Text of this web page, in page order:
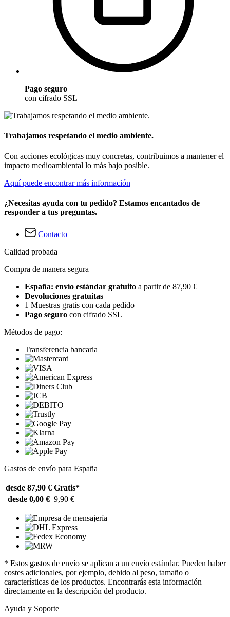
Pago seguro
con cifrado SSL
Trabajamos respetando el medio ambiente.
Con acciones ecológicas muy concretas, contribuimos a mantener el
impacto medioambiental lo más bajo posible.
Aquí puede encontrar más información
¿Necesitas ayuda con tu pedido? Estamos encantados de
responder a tus preguntas.
Contacto
Calidad probada
Compra de manera segura
España: envío estándar gratuito a partir de 87,90 €
Devoluciones gratuitas
1 Muestras gratis con cada pedido
Pago seguro con cifrado SSL
Métodos de pago:
Transferencia bancaria
Gastos de envío para España
desde 87,90 € Gratis*
desde 0,00 € 9,90 €
* Estos gastos de envío se aplican a un envío estándar. Pueden haber
costes adicionales, por ejemplo, debido al peso, tamaño o
características de los productos. Encontrarás esta información
directamente en la descripción del producto.
Ayuda y Soporte